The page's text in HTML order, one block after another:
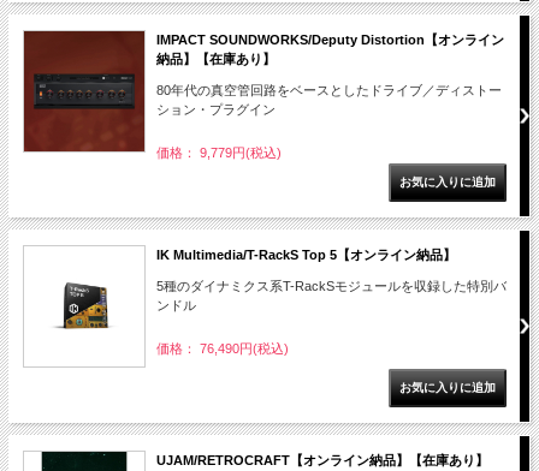
IMPACT SOUNDWORKS/Deputy Distortion【オンライン
納品】【在庫あり】
80年代の真空管回路をベースとしたドライブ／ディストー
ション・プラグイン
価格： 9,779円(税込)
IK Multimedia/T-RackS Top 5【オンライン納品】
5種のダイナミクス系T-RackSモジュールを収録した特別バ
ンドル
価格： 76,490円(税込)
UJAM/RETROCRAFT【オンライン納品】【在庫あり】